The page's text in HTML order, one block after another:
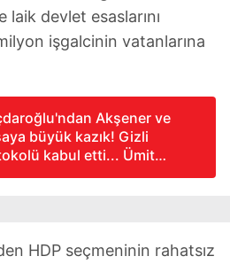
laik devlet esaslarını
işgalcinin vatanlarına
Akşener ve
büyük kazık! Gizli
kabul etti... Ümit
'namus' ayarlı "ihanet
HDP seçmeninin rahatsız